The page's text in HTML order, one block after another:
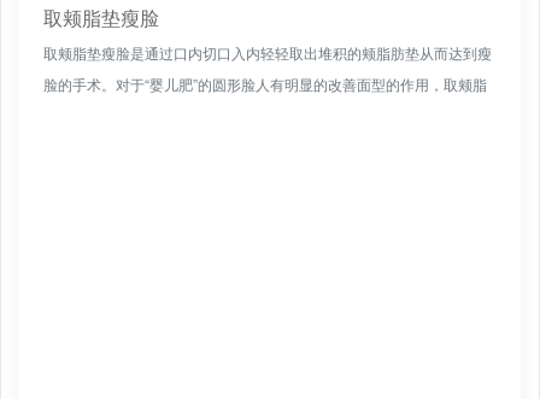
取颊脂垫瘦脸
取颊脂垫瘦脸是通过口内切口入内轻轻取出堆积的颊脂肪垫从而达到瘦
脸的手术。对于“婴儿肥”的圆形脸人有明显的改善面型的作用，取颊脂